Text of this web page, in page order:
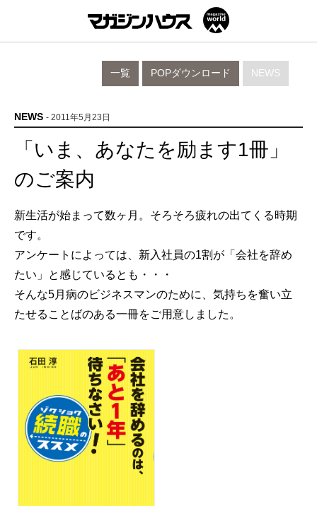
NEWS
POPダウンロード
一覧
NEWS - 2011年5月23日
「いま、あなたを励ます1冊」
のご案内
新生活が始まって数ヶ月。そろそろ疲れの出てくる時期
です。
アンケートによっては、新入社員の1割が「会社を辞め
たい」と感じているとも・・・
そんな5月病のビジネスマンのために、気持ちを奮い立
たせることばのある一冊をご用意しました。